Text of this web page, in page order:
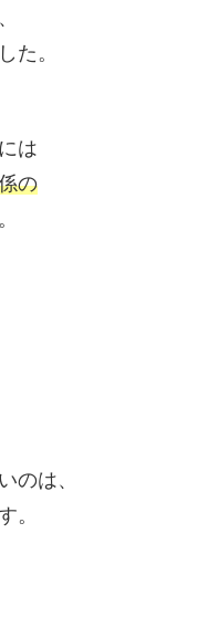
た。
は
の
のは、
。